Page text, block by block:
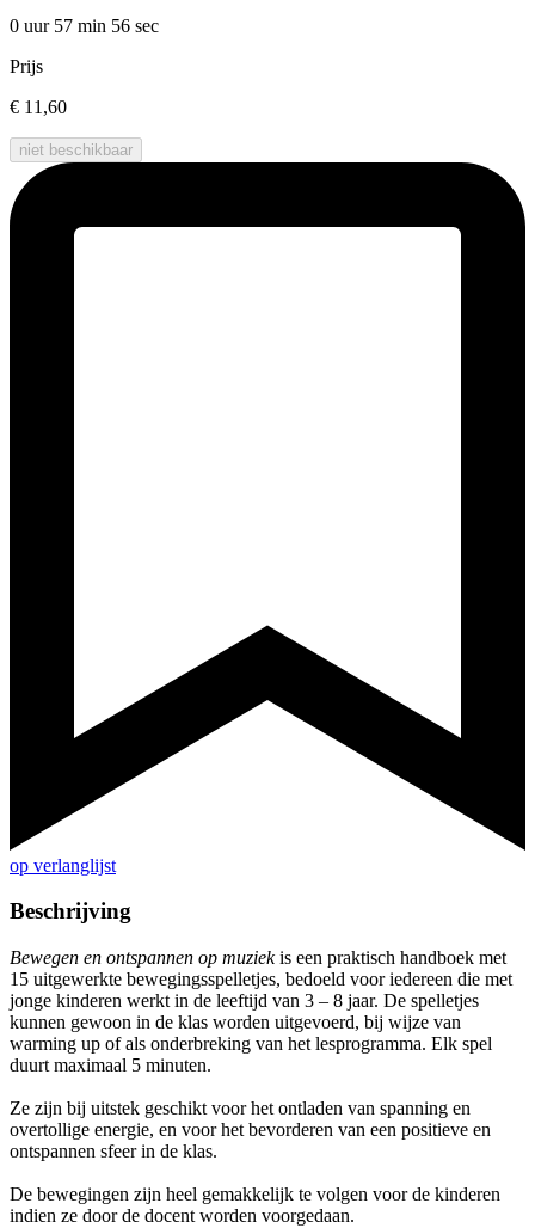
0 uur 57 min 56 sec
Prijs
€ 11,60
niet beschikbaar
op verlanglijst
Beschrijving
Bewegen en ontspannen op muziekis een praktisch handboek met
15 uitgewerkte bewegingsspelletjes, bedoeld voor iedereen die met
jonge kinderen werkt in de leeftijd van 3 – 8 jaar. De spelletjes
kunnen gewoon in de klas worden uitgevoerd, bij wijze van
warming up of als onderbreking van het lesprogramma. Elk spel
duurt maximaal 5 minuten.
Ze zijn bij uitstek geschikt voor het ontladen van spanning en
overtollige energie, en voor het bevorderen van een positieve en
ontspannen sfeer in de klas.
De bewegingen zijn heel gemakkelijk te volgen voor de kinderen
indien ze door de docent worden voorgedaan.